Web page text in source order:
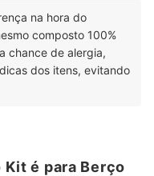
na hora do
composto 100%
chance de alergia,
dos itens, evitando
Kit é para Berço